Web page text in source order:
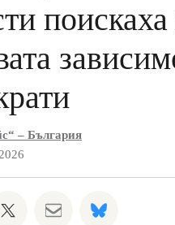
– България
Whatsapp
на Facebook
Споделете на Twitter
Споделете чрез
Share on